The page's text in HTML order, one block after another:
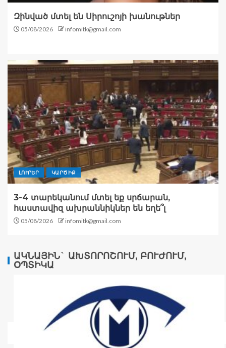
Զինված մտել են Սիրուշոյի խանութներ
05/08/2026 infomitk@gmail.com
ԼՈՒՐԵՐ ԿԱՐԾԻՔ
3-4 տարեկանում մտել եք սրճարան,
հաստավիզ ախրաննիկներ են եղե՞լ
05/08/2026 infomitk@gmail.com
ԱԿՆԱՅԻՆ` ԱԽՏՈՐՈՇՈՒՄ, ԲՈՒԺՈՒՄ,
ՕՊՏԻԿԱ